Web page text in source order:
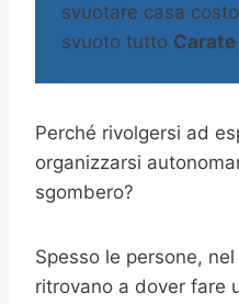
svuotare casa costo
svuoto tutto
Perché rivolgersi ad
organizzarsi
sgombero?
Spesso le persone,
ritrovano a dover fare